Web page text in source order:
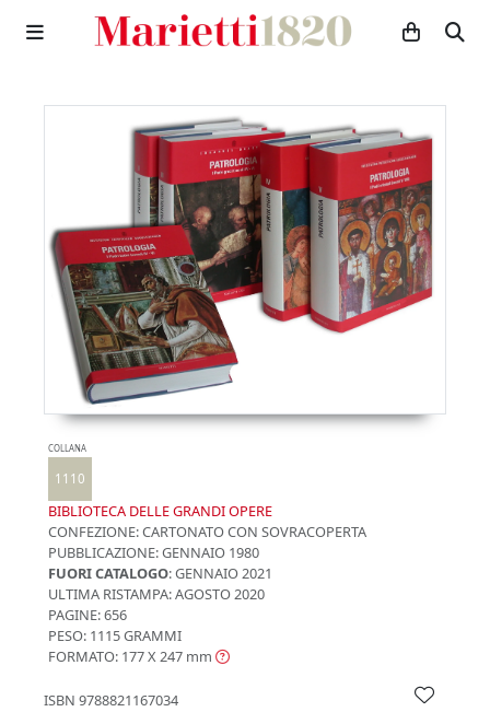
COLLANA
1110
BIBLIOTECA DELLE GRANDI OPERE
CONFEZIONE:CARTONATO CON SOVRACOPERTA
PUBBLICAZIONE:GENNAIO 1980
FUORI CATALOGO: GENNAIO 2021
ULTIMA RISTAMPA:AGOSTO 2020
PAGINE: 656
PESO: 1115 GRAMMI
FORMATO: 177 X 247 mm
ISBN 9788821167034